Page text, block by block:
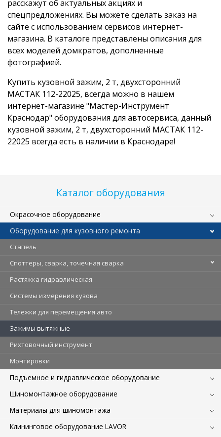
Каталог оборудования
Окрасочное оборудование
Оборудование для кузовного ремонта
Стапель
Споттеры, сварка, точечная сварка
Растяжка гидравлическая
Системы измерения кузова
Тележки для перемещения авто
Зажимы вытяжные
Рихтовочный инструмент
Монтировки
Подъемное и гидравлическое оборудование
Шиномонтажное оборудование
Материалы для шиномонтажа
Клининговое оборудование LAVOR
расскажут об актуальных акциях и
спецпредложениях. Вы можете сделать заказ на
сайте с использованием сервисов интернет-
магазина. В каталоге представлены описания для
всех моделей домкратов, дополненные
фотографией.
Купить кузовной зажим, 2 т, двухсторонний
МАСТАК 112-22025, всегда можно в нашем
интернет-магазине "Мастер-Инструмент
Краснодар" оборудования для автосервиса, данный
кузовной зажим, 2 т, двухсторонний МАСТАК 112-
22025 всегда есть в наличии в Краснодаре!